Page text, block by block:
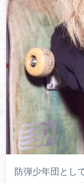
防弾少年団とし